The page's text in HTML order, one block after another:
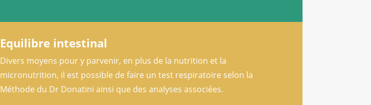
Equilibre intestinal
Divers moyens pour y parvenir, en plus de la nutrition et la
micronutrition, il est possible de faire un test respiratoire selon la
Méthode du Dr Donatini ainsi que des analyses associées.